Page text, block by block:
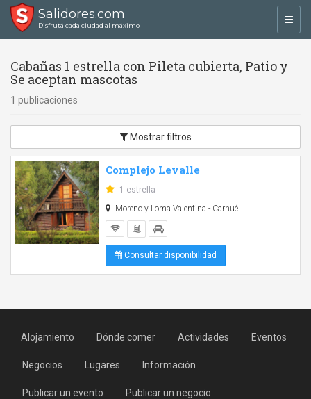
Salidores.com
Disfrutá cada ciudad al máximo
Cabañas 1 estrella con Pileta cubierta, Patio y
Se aceptan mascotas
1 publicaciones
Mostrar filtros
Complejo Levalle
1 estrella
Moreno y Loma Valentina - Carhué
Consultar disponibilidad
Alojamiento Dónde comer Actividades Eventos
Negocios Lugares Información
Publicar un evento Publicar un negocio